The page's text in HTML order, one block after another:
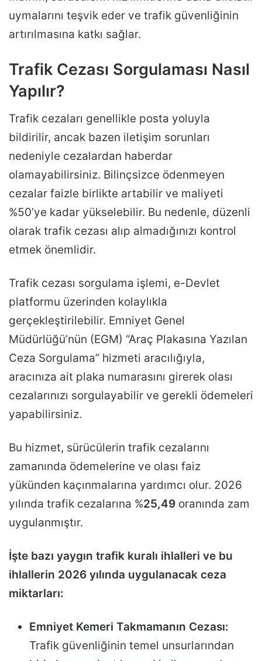
uymalarını teşvik eder ve trafik güvenliğinin
artırılmasına katkı sağlar.
Trafik Cezası Sorgulaması Nasıl
Yapılır?
Trafik cezaları genellikle posta yoluyla
bildirilir, ancak bazen iletişim sorunları
nedeniyle cezalardan haberdar
olamayabilirsiniz. Bilinçsizce ödenmeyen
cezalar faizle birlikte artabilir ve maliyeti
%50’ye kadar yükselebilir. Bu nedenle, düzenli
olarak trafik cezası alıp almadığınızı kontrol
etmek önemlidir.
Trafik cezası sorgulama işlemi, e-Devlet
platformu üzerinden kolaylıkla
gerçekleştirilebilir. Emniyet Genel
Müdürlüğü’nün (EGM) “Araç Plakasına Yazılan
Ceza Sorgulama” hizmeti aracılığıyla,
aracınıza ait plaka numarasını girerek olası
cezalarınızı sorgulayabilir ve gerekli ödemeleri
yapabilirsiniz.
Bu hizmet, sürücülerin trafik cezalarını
zamanında ödemelerine ve olası faiz
yükünden kaçınmalarına yardımcı olur. 2026
yılında trafik cezalarına %25,49 oranında zam
uygulanmıştır.
İşte bazı yaygın trafik kuralı ihlalleri ve bu
ihlallerin 2026 yılında uygulanacak ceza
miktarları:
Emniyet Kemeri Takmamanın Cezası:
Trafik güvenliğinin temel unsurlarından